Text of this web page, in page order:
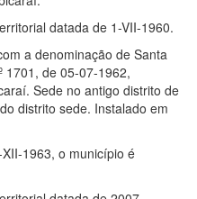
datada de 1-VII-1960.
a denominação de Santa
1701, de 05-07-1962,
Sede no antigo distrito de
distrito sede. Instalado em
1963, o município é